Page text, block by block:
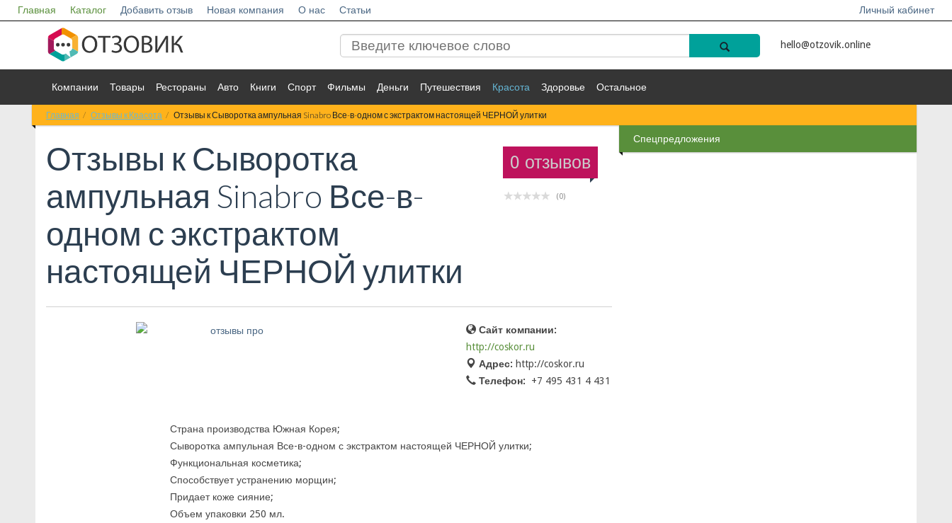
Главная Каталог Добавить отзыв Новая компания О нас Статьи Личный кабинет
hello@otzovik.online
Компании Товары Рестораны Авто Книги Спорт Фильмы Деньги Путешествия Красота Здоровье Остальное
Главная Отзывы к Красота Отзывы к Сыворотка ампульная Sinabro Все-в-одном с экстрактом настоящей ЧЕРНОЙ улитки
0 отзывов
(0)
Отзывы к Сыворотка
ампульная Sinabro Все-в-
одном с экстрактом
настоящей ЧЕРНОЙ улитки
Сайт компании:
http://coskor.ru
Адрес: http://coskor.ru
Телефон:
+7 495 431 4 431
Страна производства Южная Корея;
Сыворотка ампульная Все-в-одном с экстрактом настоящей ЧЕРНОЙ улитки;
Функциональная косметика;
Способствует устранению морщин;
Придает коже сияние;
Объем упаковки 250 мл.
Спецпредложения